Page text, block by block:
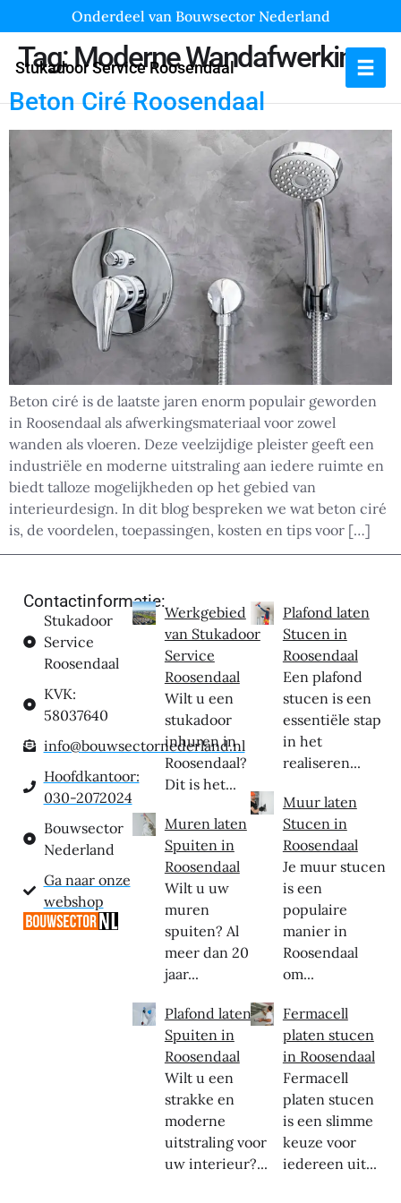
Onderdeel van Bouwsector Nederland
Stukadoor Service Roosendaal
Tag:Moderne Wandafwerking
Beton Ciré Roosendaal
Beton ciré is de laatste jaren enorm populair geworden
in Roosendaal als afwerkingsmateriaal voor zowel
wanden als vloeren. Deze veelzijdige pleister geeft een
industriële en moderne uitstraling aan iedere ruimte en
biedt talloze mogelijkheden op het gebied van
interieurdesign. In dit blog bespreken we wat beton ciré
is, de voordelen, toepassingen, kosten en tips voor […]
Contactinformatie:
Stukadoor
Service
Roosendaal
KVK:
58037640
info@bouwsectornederland.nl
Hoofdkantoor:
030-2072024
Bouwsector
Nederland
Ga naar onze
webshop
Werkgebied
van Stukadoor
Service
Roosendaal
Wilt u een
stukadoor
inhuren in
Roosendaal?
Dit is het...
Muren laten
Spuiten in
Roosendaal
Wilt u uw
muren
spuiten? Al
meer dan 20
jaar...
Plafond laten
Spuiten in
Roosendaal
Wilt u een
strakke en
moderne
uitstraling voor
uw interieur?...
Plafond laten
Stucen in
Roosendaal
Een plafond
stucen is een
essentiële stap
in het
realiseren...
Muur laten
Stucen in
Roosendaal
Je muur stucen
is een
populaire
manier in
Roosendaal
om...
Fermacell
platen stucen
in Roosendaal
Fermacell
platen stucen
is een slimme
keuze voor
iedereen uit...